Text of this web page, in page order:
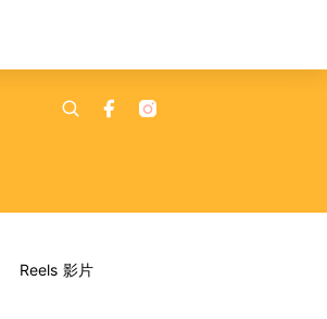
Reels 影片